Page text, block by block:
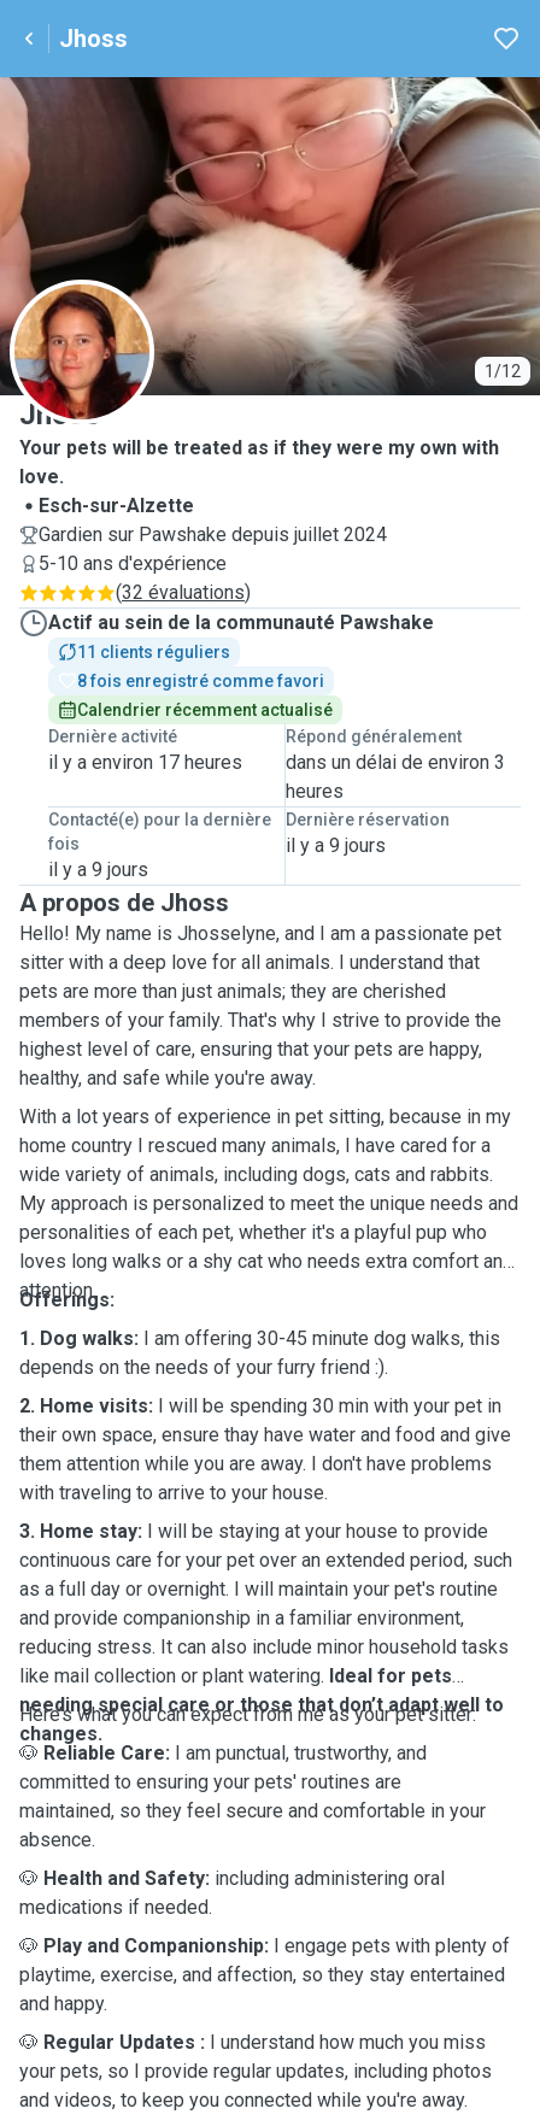
Jhoss
1/12
J
Jhoss
Your pets will be treated as if they were my own with
love.
Esch-sur-Alzette
Gardien sur Pawshake depuis juillet 2024
5-10 ans d'expérience
(32 évaluations)
Actif au sein de la communauté Pawshake
11 clients réguliers
8 fois enregistré comme favori
Calendrier récemment actualisé
Dernière activité
il y a environ 17 heures
Répond généralement
dans un délai de environ 3
heures
Contacté(e) pour la dernière
fois
il y a 9 jours
Dernière réservation
il y a 9 jours
A propos de Jhoss
Hello! My name is Jhosselyne, and I am a passionate pet
sitter with a deep love for all animals. I understand that
pets are more than just animals; they are cherished
members of your family. That's why I strive to provide the
highest level of care, ensuring that your pets are happy,
healthy, and safe while you're away.
With a lot years of experience in pet sitting, because in my
home country I rescued many animals, I have cared for a
wide variety of animals, including dogs, cats and rabbits.
My approach is personalized to meet the unique needs and
personalities of each pet, whether it's a playful pup who
loves long walks or a shy cat who needs extra comfort and
attention.
Offerings:
1. Dog walks: I am offering 30-45 minute dog walks, this
depends on the needs of your furry friend :).
2. Home visits: I will be spending 30 min with your pet in
their own space, ensure thay have water and food and give
them attention while you are away. I don't have problems
with traveling to arrive to your house.
3. Home stay: I will be staying at your house to provide
continuous care for your pet over an extended period, such
as a full day or overnight. I will maintain your pet's routine
and provide companionship in a familiar environment,
reducing stress. It can also include minor household tasks
like mail collection or plant watering. Ideal for pets
needing special care or those that don’t adapt well to
changes.
Here’s what you can expect from me as your pet sitter:
🐶 Reliable Care: I am punctual, trustworthy, and
committed to ensuring your pets' routines are
maintained, so they feel secure and comfortable in your
absence.
🐶 Health and Safety:
medications if needed.
🐶 Play and Companionship: I engage pets with plenty of
playtime, exercise, and affection, so they stay entertained
and happy.
🐶 Regular Updates : I understand how much you miss
your pets, so I provide regular updates, including photos
and videos, to keep you connected while you're away.